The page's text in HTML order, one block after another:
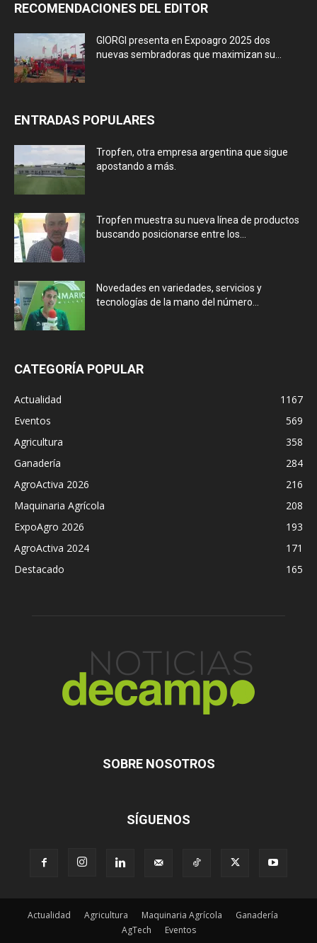
RECOMENDACIONES DEL EDITOR
GIORGI presenta en Expoagro 2025 dos
nuevas sembradoras que maximizan su...
ENTRADAS POPULARES
Tropfen, otra empresa argentina que sigue
apostando a más.
Tropfen muestra su nueva línea de productos
buscando posicionarse entre los...
Novedades en variedades, servicios y
tecnologías de la mano del número...
CATEGORÍA POPULAR
Actualidad
1167
Eventos
569
Agricultura
358
Ganadería
284
AgroActiva 2026
216
Maquinaria Agrícola
208
ExpoAgro 2026
193
AgroActiva 2024
171
Destacado
165
SOBRE NOSOTROS
SÍGUENOS
Actualidad Agricultura Maquinaria Agrícola
Ganadería
AgTech
Eventos